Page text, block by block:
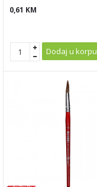
0,61 KM
Dodaj u korpu